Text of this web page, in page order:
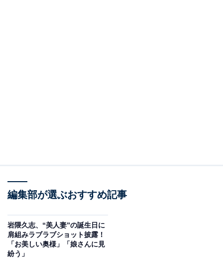
編集部が選ぶおすすめ記事
岩隈久志、“美人妻”の誕生日に
肩組みラブラブショット披露！
「お美しい奥様」「娘さんに見
紛う」